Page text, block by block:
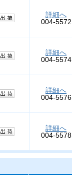
詳細へ
004-5572
詳細へ
004-5574
詳細へ
004-5576
詳細へ
004-5578